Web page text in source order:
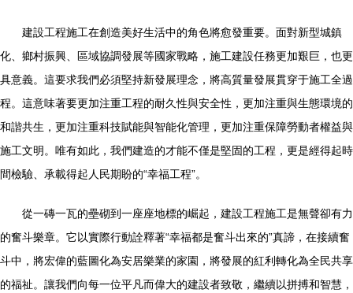
建設工程施工在創造美好生活中的角色將愈發重要。面對新型城鎮
化、鄉村振興、區域協調發展等國家戰略，施工建設任務更加艱巨，也更
具意義。這要求我們必須堅持新發展理念，將高質量發展貫穿于施工全過
程。這意味著要更加注重工程的耐久性與安全性，更加注重與生態環境的
和諧共生，更加注重科技賦能與智能化管理，更加注重保障勞動者權益與
施工文明。唯有如此，我們建造的才能不僅是堅固的工程，更是經得起時
間檢驗、承載得起人民期盼的“幸福工程”。
從一磚一瓦的壘砌到一座座地標的崛起，建設工程施工是無聲卻有力
的奮斗樂章。它以實際行動詮釋著“幸福都是奮斗出來的”真諦，在接續奮
斗中，將宏偉的藍圖化為安居樂業的家園，將發展的紅利轉化為全民共享
的福祉。讓我們向每一位平凡而偉大的建設者致敬，繼續以拼搏和智慧，